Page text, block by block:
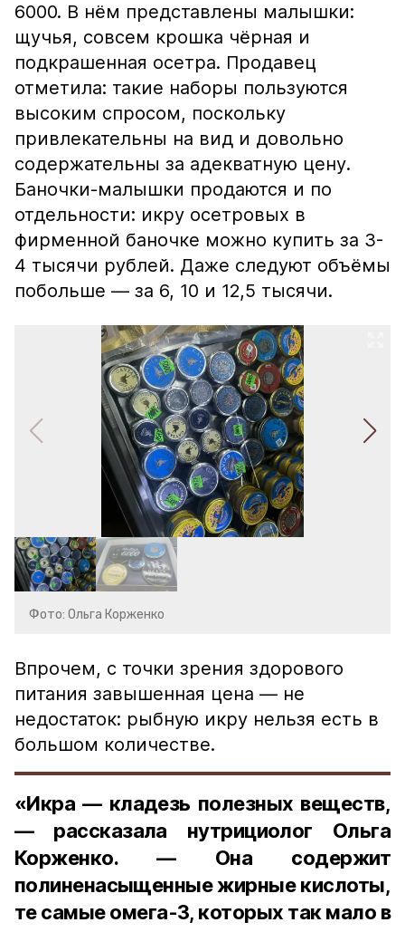
6000. В нём представлены малышки:
щучья, совсем крошка чёрная и
подкрашенная осетра. Продавец
отметила: такие наборы пользуются
высоким спросом, поскольку
привлекательны на вид и довольно
содержательны за адекватную цену.
Баночки-малышки продаются и по
отдельности: икру осетровых в
фирменной баночке можно купить за 3-
4 тысячи рублей. Даже следуют объёмы
побольше — за 6, 10 и 12,5 тысячи.
Фото: Ольга Корженко
Впрочем, с точки зрения здорового
питания завышенная цена — не
недостаток: рыбную икру нельзя есть в
большом количестве.
«Икра — кладезь полезных веществ,
— рассказала нутрициолог Ольга
Корженко. — Она содержит
полиненасыщенные жирные кислоты,
те самые омега-3, которых так мало в